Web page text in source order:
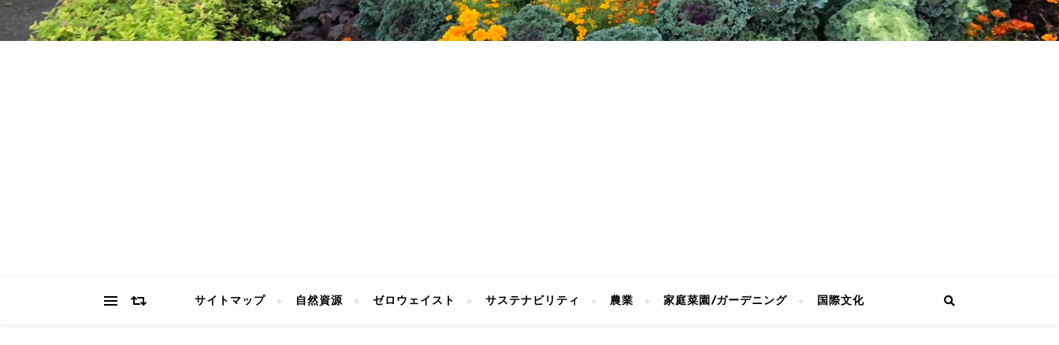
サイトマップ 自然資源 ゼロウェイスト サステナビリティ 農業 家庭菜園/ガーデニング 国際文化